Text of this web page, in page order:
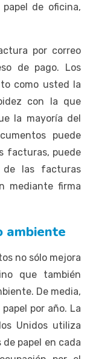
de oficina,
por correo
de pago. Los
como usted la
con la que
la mayoría del
puede
facturas, puede
de las facturas
mediante firma
ambiente
no sólo mejora
que también
De media,
por año. La
Unidos utiliza
papel en cada